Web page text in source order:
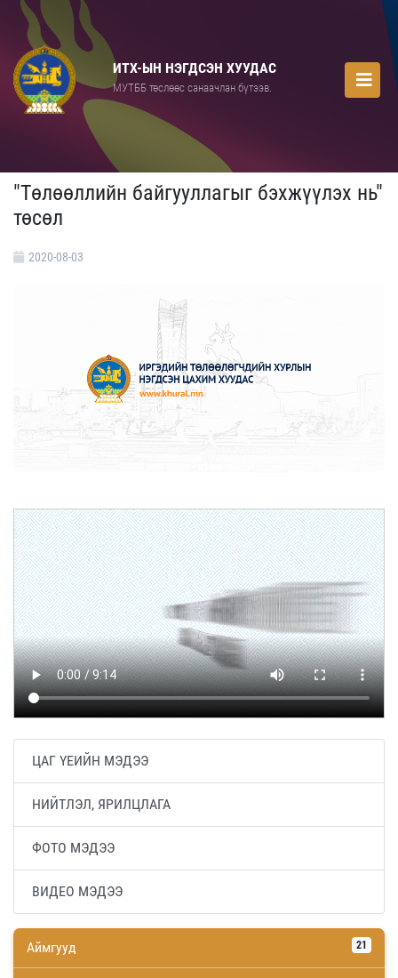
ИТХ-ЫН НЭГДСЭН ХУУДАС
МУТББ төслөөс санаачлан бүтээв.
"Төлөөллийн байгууллагыг бэхжүүлэх нь"
төсөл
2020-08-03
ЦАГ ҮЕИЙН МЭДЭЭ
НИЙТЛЭЛ, ЯРИЛЦЛАГА
ФОТО МЭДЭЭ
ВИДЕО МЭДЭЭ
Аймгууд 21